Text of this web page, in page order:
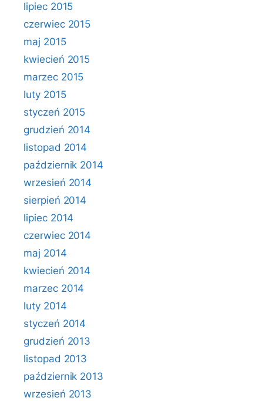
lipiec 2015
czerwiec 2015
maj 2015
kwiecień 2015
marzec 2015
luty 2015
styczeń 2015
grudzień 2014
listopad 2014
październik 2014
wrzesień 2014
sierpień 2014
lipiec 2014
czerwiec 2014
maj 2014
kwiecień 2014
marzec 2014
luty 2014
styczeń 2014
grudzień 2013
listopad 2013
październik 2013
wrzesień 2013